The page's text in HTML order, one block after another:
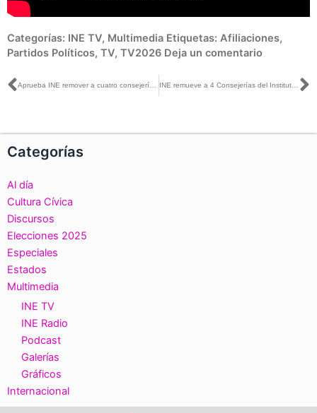
Categorías: INE TV, Multimedia Etiquetas: Afiliaciones,
Partidos Políticos, TV, TV2026 Deja un comentario
Ant INE remueve a 4 Consejerías del Instituto Electoral de Michoacán
Categorías
Al día
Cultura Cívica
Discursos
Elecciones 2025
Especiales
Estados
Multimedia
INE TV
INE Radio
Podcast
Galerías
Gráficos
Internacional